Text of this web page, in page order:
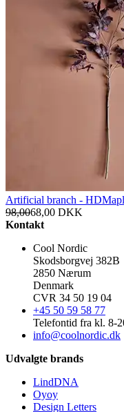
Artificial branch -
98,0068,00 DKK
Kontakt
Cool Nordic
Skodsborgvej 382B
2850 Nærum
Denmark
CVR 34 50 19 04
+45 50 59 58 77
Telefontid fra kl. 8-
info@coolnordic.dk
Udvalgte brands
LindDNA
Oyoy
Design Letters